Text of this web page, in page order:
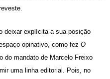
deixar explícita a sua posição
opinativo, como fez O
do mandato de Marcelo Freixo
uma linha editorial. Pois, no